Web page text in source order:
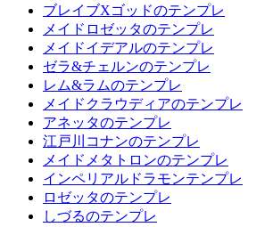
ブレイブXゴッドのテンプレ
メイドロゼッタのテンプレ
メイドイデアルのテンプレ
ゼラ&チェルンのテンプレ
レム&ラムのテンプレ
メイドクラウディアのテンプレ
アネッタのテンプレ
江戸川コナンのテンプレ
メイドメタトロンのテンプレ
インペリアルドラモンテンプレ
ロゼッタのテンプレ
しづるのテンプレ